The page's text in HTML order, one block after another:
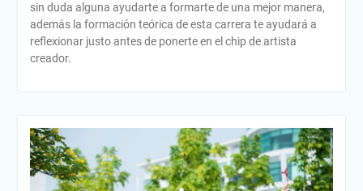
sin duda alguna ayudarte a formarte de una mejor manera,
además la formación teórica de esta carrera te ayudará a
reflexionar justo antes de ponerte en el chip de artista
creador.